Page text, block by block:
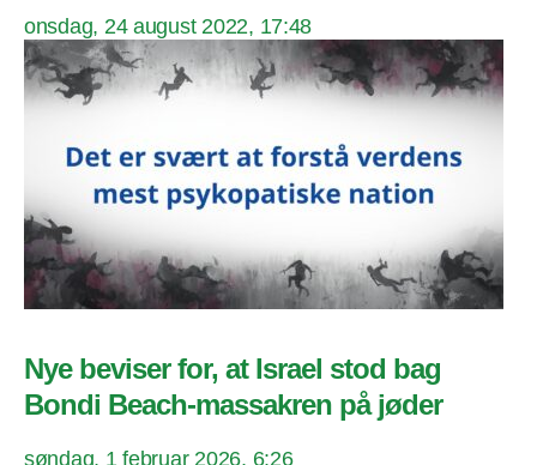
onsdag, 24 august 2022, 17:48
Nye beviser for, at Israel stod bag
Bondi Beach-massakren på jøder
søndag, 1 februar 2026, 6:26